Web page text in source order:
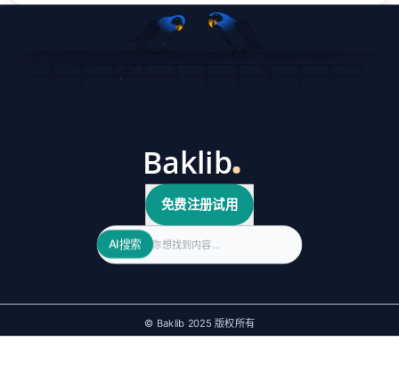
免费注册试用
Search
AI搜索
© Baklib 2025 版权所有